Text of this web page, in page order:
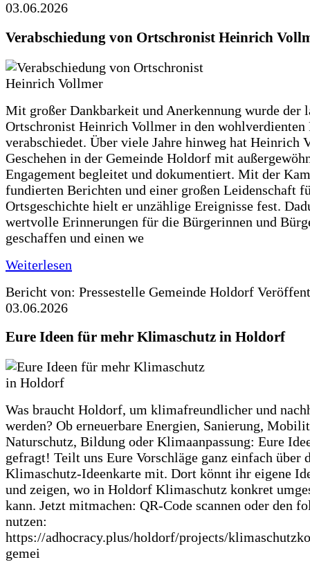
03.06.2026
Verabschiedung von Ortschronist Heinrich
Mit großer Dankbarkeit und Anerkennung wurde der
Ortschronist Heinrich Vollmer in den wohlverdienten
verabschiedet. Über viele Jahre hinweg hat Heinrich
Geschehen in der Gemeinde Holdorf mit
Engagement begleitet und dokumentiert. Mit der
fundierten Berichten und einer großen Leidenschaft
Ortsgeschichte hielt er unzählige Ereignisse fest.
wertvolle Erinnerungen für die Bürgerinnen und
geschaffen und einen we
Weiterlesen
Bericht von: Pressestelle Gemeinde Holdorf
03.06.2026
Eure Ideen für mehr Klimaschutz in Holdorf
Was braucht Holdorf, um klimafreundlicher und
werden? Ob erneuerbare Energien, Sanierung,
Naturschutz, Bildung oder Klimaanpassung: Eure
gefragt! Teilt uns Eure Vorschläge ganz einfach über
Klimaschutz-Ideenkarte mit. Dort könnt ihr eigene
und zeigen, wo in Holdorf Klimaschutz konkret
kann. Jetzt mitmachen: QR-Code scannen oder den
nutzen:
https://adhocracy.plus/holdorf/projects/
gemei